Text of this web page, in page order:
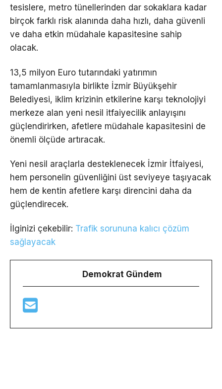
tesislere, metro tünellerinden dar sokaklara kadar
birçok farklı risk alanında daha hızlı, daha güvenli
ve daha etkin müdahale kapasitesine sahip
olacak.
13,5 milyon Euro tutarındaki yatırımın
tamamlanmasıyla birlikte İzmir Büyükşehir
Belediyesi, iklim krizinin etkilerine karşı teknolojiyi
merkeze alan yeni nesil itfaiyecilik anlayışını
güçlendirirken, afetlere müdahale kapasitesini de
önemli ölçüde artıracak.
Yeni nesil araçlarla desteklenecek İzmir İtfaiyesi,
hem personelin güvenliğini üst seviyeye taşıyacak
hem de kentin afetlere karşı direncini daha da
güçlendirecek.
İlginizi çekebilir: Trafik sorununa kalıcı çözüm
sağlayacak
Demokrat Gündem